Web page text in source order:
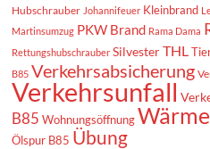
Hubschrauber Johannifeuer Kleinbrand
Martinsumzug PKW Brand Rama Dama
Rettungshubschrauber Silvester THL
B85 Verkehrsabsicherung
Verkehrsunfall
B85 Wohnungsöffnung
Ölspur B85 Übung